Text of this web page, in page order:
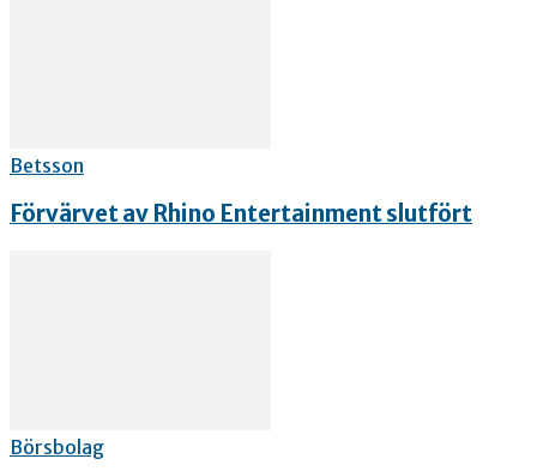
Betsson
Förvärvet av Rhino Entertainment slutfört
Börsbolag